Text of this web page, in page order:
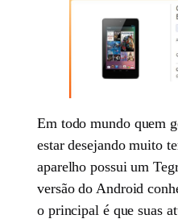
Em todo mundo quem
estar desejando muito
aparelho possui um
versão do Android
o principal é que suas